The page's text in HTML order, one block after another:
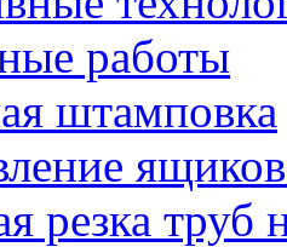
работы
штамповка
резка труб